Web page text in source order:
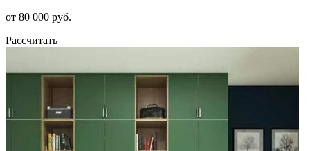
от 80 000 руб.
Рассчитать